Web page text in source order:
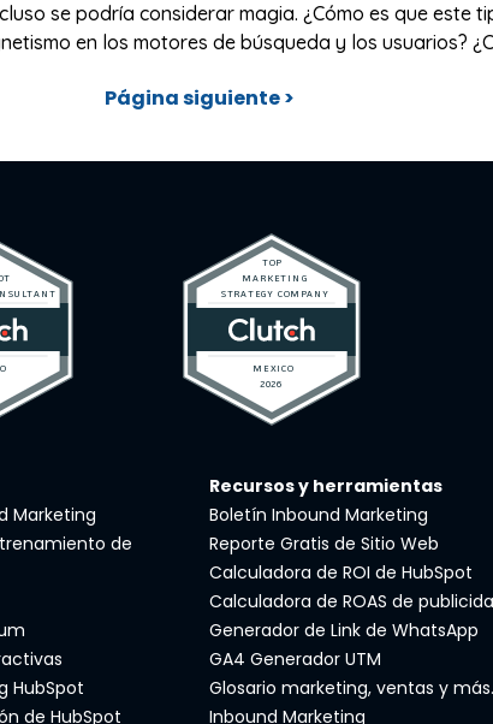
se podría considerar magia. ¿Cómo es que este
en los motores de búsqueda y los usuarios?
Página siguiente >
Marketing
de
HubSpot
de HubSpot
Recursos y herramientas
Boletín Inbound Marketing
Reporte Gratis de Sitio Web
Calculadora de ROI de HubSpot
Calculadora de ROAS de
Generador de Link de WhatsApp
GA4 Generador UTM
Glosario marketing, ventas y más.
Inbound Marketing